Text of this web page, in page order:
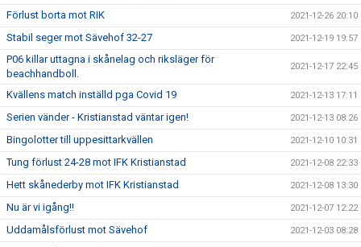
Förlust borta mot RIK 2021-12-26 20:10
Stabil seger mot Sävehof 32-27 2021-12-19 19:57
P06 killar uttagna i skånelag och riksläger för
beachhandboll.
2021-12-17 22:45
Kvällens match inställd pga Covid 19 2021-12-13 17:11
Serien vänder - Kristianstad väntar igen! 2021-12-13 08:26
Bingolotter till uppesittarkvällen 2021-12-10 10:31
Tung förlust 24-28 mot IFK Kristianstad 2021-12-08 22:33
Hett skånederby mot IFK Kristianstad 2021-12-08 13:30
Nu är vi igång!! 2021-12-07 12:22
Uddamålsförlust mot Sävehof 2021-12-03 08:28